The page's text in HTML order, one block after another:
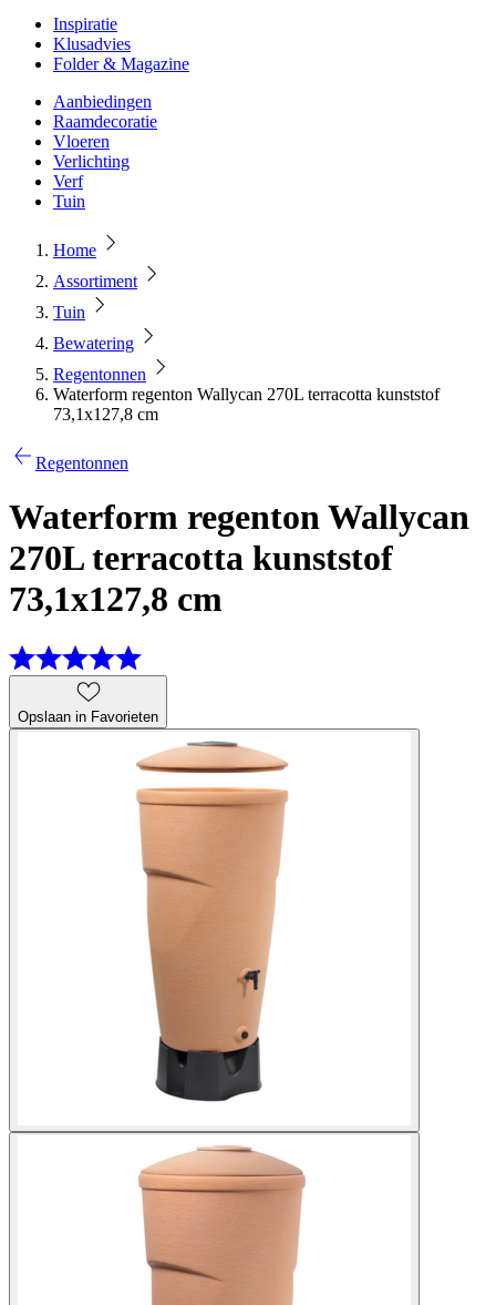
Inspiratie
Klusadvies
Folder & Magazine
Aanbiedingen
Raamdecoratie
Vloeren
Verlichting
Verf
Tuin
Home
Assortiment
Tuin
Bewatering
Regentonnen
Waterform regenton Wallycan 270L terracotta kunststof
73,1x127,8 cm
Regentonnen
Waterform regenton Wallycan
270L terracotta kunststof
73,1x127,8 cm
Opslaan in Favorieten